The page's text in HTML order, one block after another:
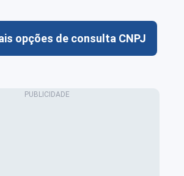
opções de consulta CNPJ